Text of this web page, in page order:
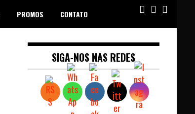
PROMOS CONTATO
SIGA-NOS NAS REDES